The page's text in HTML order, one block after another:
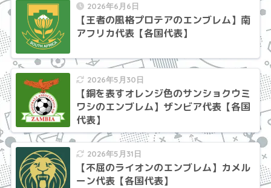
2026年6月6日
【王者の風格プロテアのエンブレム】南
アフリカ代表【各国代表】
2026年5月30日
【銅を表すオレンジ色のサンショクウミ
ワシのエンブレム】ザンビア代表【各国
代表】
2026年5月31日
【不屈のライオンのエンブレム】カメル
ーン代表【各国代表】